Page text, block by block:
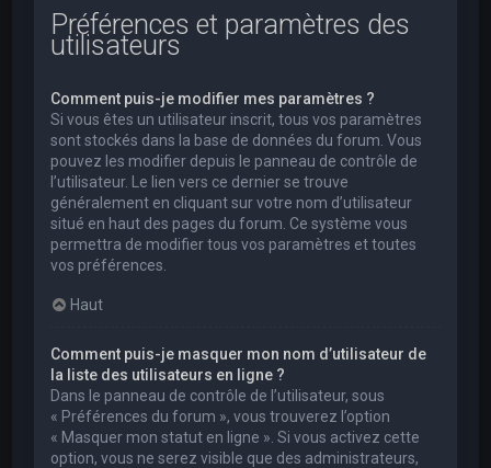
Préférences et paramètres des
utilisateurs
Comment puis-je modifier mes paramètres ?
Si vous êtes un utilisateur inscrit, tous vos paramètres
sont stockés dans la base de données du forum. Vous
pouvez les modifier depuis le panneau de contrôle de
l’utilisateur. Le lien vers ce dernier se trouve
généralement en cliquant sur votre nom d’utilisateur
situé en haut des pages du forum. Ce système vous
permettra de modifier tous vos paramètres et toutes
vos préférences.
Haut
Comment puis-je masquer mon nom d’utilisateur de
la liste des utilisateurs en ligne ?
Dans le panneau de contrôle de l’utilisateur, sous
« Préférences du forum », vous trouverez l’option
« Masquer mon statut en ligne ». Si vous activez cette
option, vous ne serez visible que des administrateurs,